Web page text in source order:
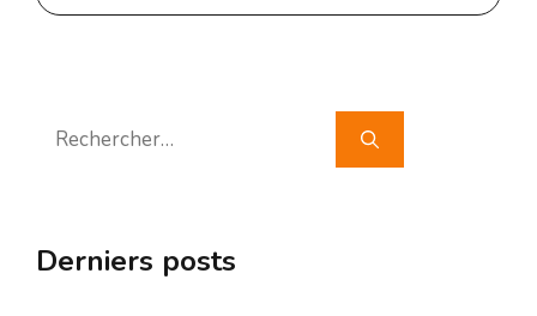
Rechercher :
Derniers posts